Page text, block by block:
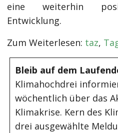
eine weiterhin
Entwicklung.
Zum Weiterlesen: taz,
Bleib auf dem
Klimahochdrei
wöchentlich über das
Klimakrise. Kern des
drei ausgewählte